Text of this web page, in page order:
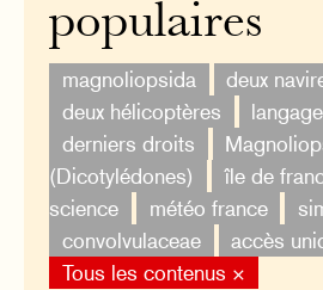
populaires
magnoliopsida
deux
deux hélicoptères
derniers droits
(Dicotylédones)
île de
science
météo france
convolvulaceae
accès
Tous les contenus ×